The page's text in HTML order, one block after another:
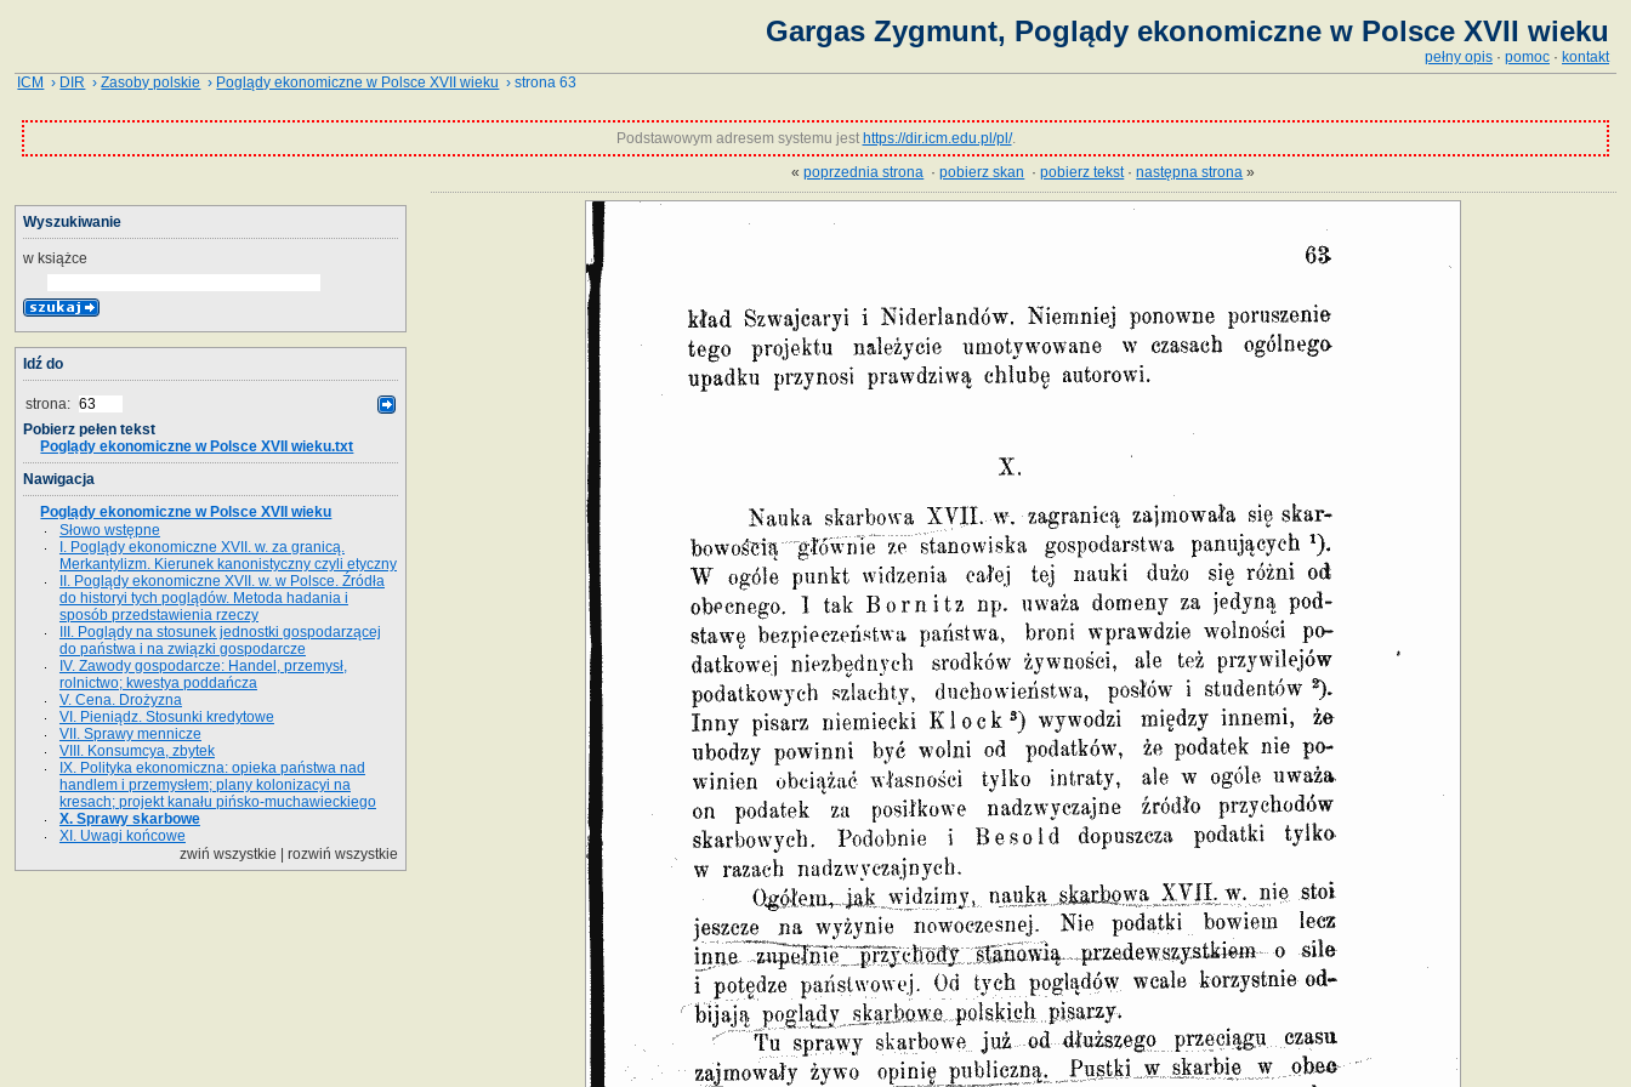
Gargas Zygmunt, Poglądy ekonomiczne w Polsce XVII wieku
pełny opis · pomoc · kontakt
ICM › DIR ›Zasoby polskie › Poglądy ekonomiczne w Polsce XVII wieku › strona 63
Podstawowym adresem systemu jest https://dir.icm.edu.pl/pl/.
«poprzednia strona ·pobierz skan ·pobierz tekst·następna strona »
Wyszukiwanie
w książce
Idź do
strona:
Pobierz pełen tekst
Poglądy ekonomiczne w Polsce XVII wieku.txt
Nawigacja
Poglądy ekonomiczne w Polsce XVII wieku
Słowo wstępne
I. Poglądy ekonomiczne XVII. w. za granicą.
Merkantylizm. Kierunek kanonistyczny czyli etyczny
II. Poglądy ekonomiczne XVII. w. w Polsce. Źródła
do historyi tych poglądów. Metoda hadania i
sposób przed­stawienia rzeczy
III. Poglądy na stosunek jednostki gospodarzącej
do państwa i na związki gospodarcze
IV. Zawody gospodarcze: Handel, przemysł,
rolnictwo; kwestya poddańcza
V. Cena. Drożyzna
VI. Pieniądz. Stosunki kredytowe
VII. Sprawy mennicze
VIII. Konsumcya, zbytek
IX. Polityka ekonomiczna: opieka państwa nad
handlem i przemysłem; plany kolonizacyi na
kresach; projekt kanału pińsko-muchawieckiego
X. Sprawy skarbowe
XI. Uwagi końcowe
zwiń wszystkie |rozwiń wszystkie